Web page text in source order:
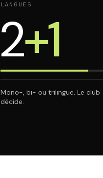
LANGUES
2+1
Mono-, bi- ou trilingue. Le club
décide.